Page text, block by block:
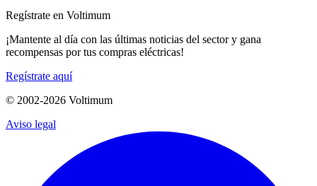
Regístrate en Voltimum
¡Mantente al día con las últimas noticias del sector y gana
recompensas por tus compras eléctricas!
Regístrate aquí
© 2002-2026 Voltimum
Aviso legal